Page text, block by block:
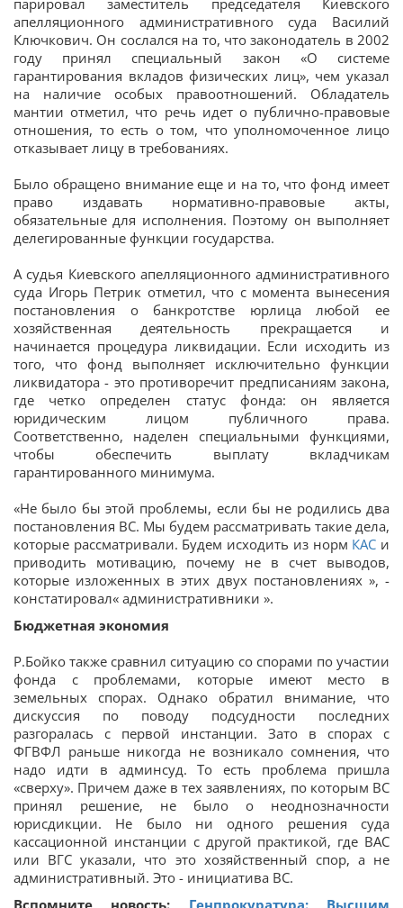
парировал заместитель председателя Киевского
апелляционного административного суда Василий
Ключкович. Он сослался на то, что законодатель в 2002
году принял специальный закон «О системе
гарантирования вкладов физических лиц», чем указал
на наличие особых правоотношений. Обладатель
мантии отметил, что речь идет о публично-правовые
отношения, то есть о том, что уполномоченное лицо
отказывает лицу в требованиях.
Было обращено внимание еще и на то, что фонд имеет
право издавать нормативно-правовые акты,
обязательные для исполнения. Поэтому он выполняет
делегированные функции государства.
А судья Киевского апелляционного административного
суда Игорь Петрик отметил, что с момента вынесения
постановления о банкротстве юрлица любой ее
хозяйственная деятельность прекращается и
начинается процедура ликвидации. Если исходить из
того, что фонд выполняет исключительно функции
ликвидатора - это противоречит предписаниям закона,
где четко определен статус фонда: он является
юридическим лицом публичного права.
Соответственно, наделен специальными функциями,
чтобы обеспечить выплату вкладчикам
гарантированного минимума.
«Не было бы этой проблемы, если бы не родились два
постановления ВС. Мы будем рассматривать такие дела,
которые рассматривали. Будем исходить из норм КАС и
приводить мотивацию, почему не в счет выводов,
которые изложенных в этих двух постановлениях », -
констатировал« административники ».
Бюджетная экономия
Р.Бойко также сравнил ситуацию со спорами по участии
фонда с проблемами, которые имеют место в
земельных спорах. Однако обратил внимание, что
дискуссия по поводу подсудности последних
разгоралась с первой инстанции. Зато в спорах с
ФГВФЛ раньше никогда не возникало сомнения, что
надо идти в админсуд. То есть проблема пришла
«сверху». Причем даже в тех заявлениях, по которым ВС
принял решение, не было о неоднозначности
юрисдикции. Не было ни одного решения суда
кассационной инстанции с другой практикой, где ВАС
или ВГС указали, что это хозяйственный спор, а не
административный. Это - инициатива ВС.